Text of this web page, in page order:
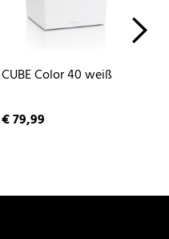
CUBE Color 40 weiß
€ 79,99